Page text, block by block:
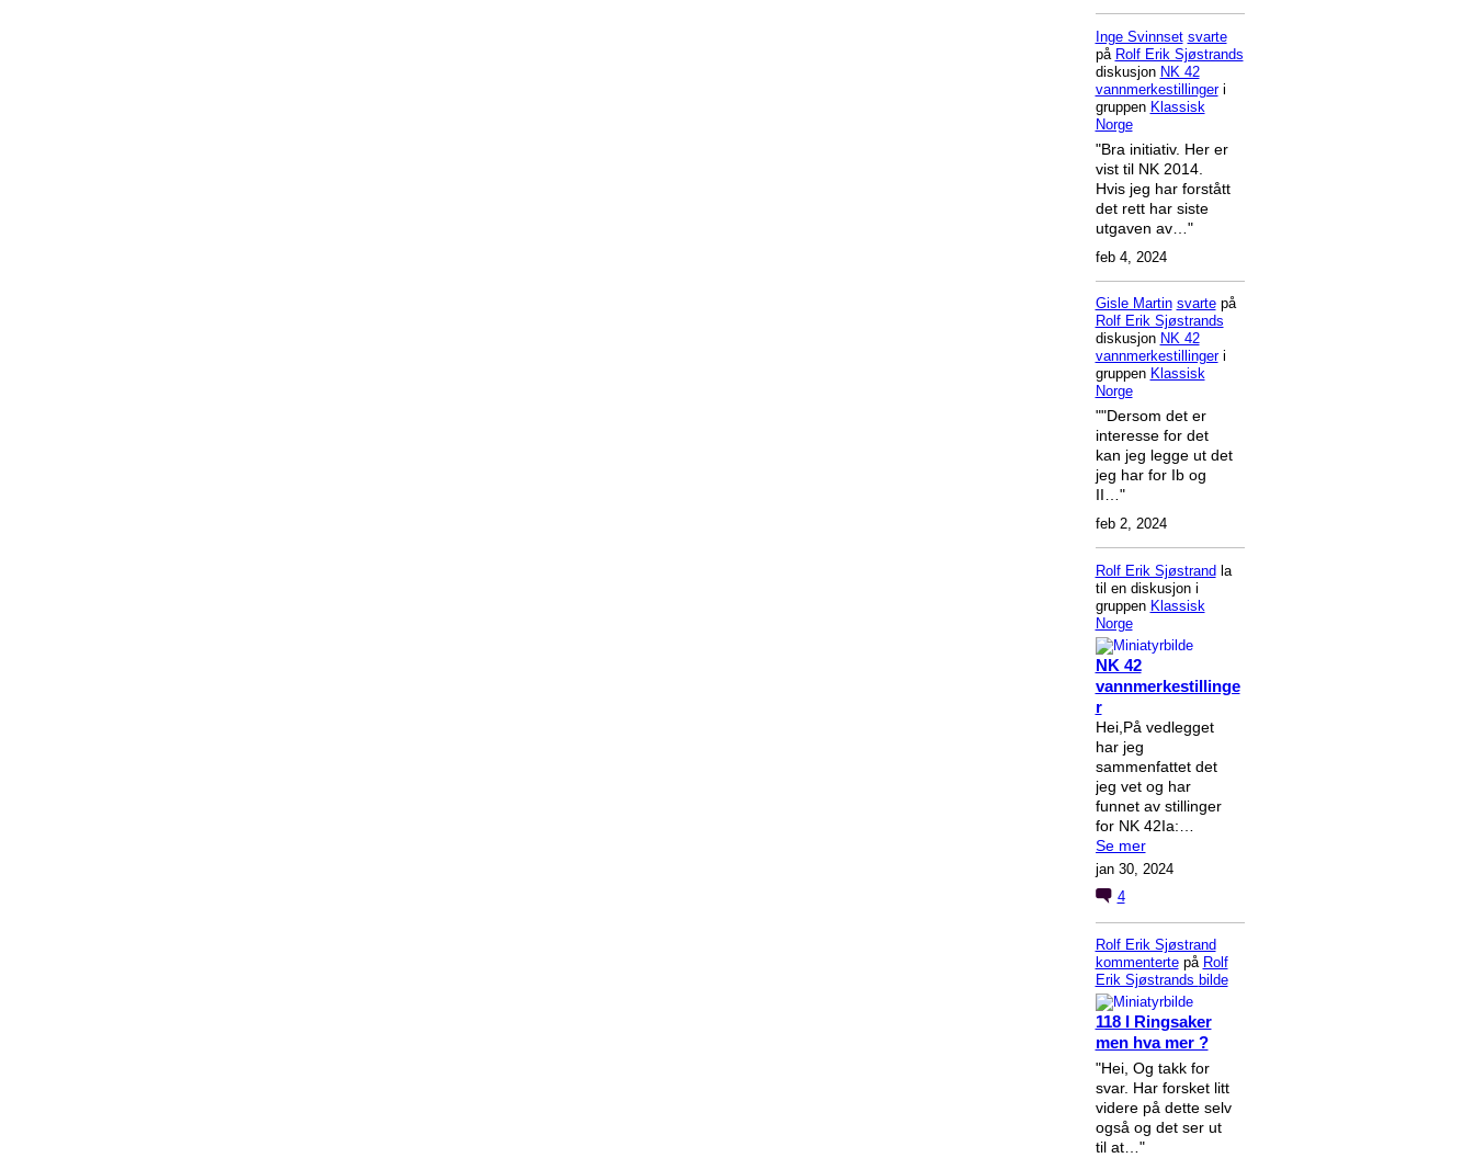
Inge Svinnset svarte
på Rolf Erik Sjøstrands
diskusjon NK 42
vannmerkestillingeri
gruppen Klassisk
Norge
"Bra initiativ. Her er
vist til NK 2014.
Hvis jeg har forstått
det rett har siste
utgaven av…"
feb 4, 2024
Gisle Martin svartepå
Rolf Erik Sjøstrands
diskusjon NK 42
vannmerkestillingeri
gruppen Klassisk
Norge
""Dersom det er
interesse for det
kan jeg legge ut det
jeg har for Ib og
II…"
feb 2, 2024
Rolf Erik Sjøstrand la
til en diskusjon i
gruppen Klassisk
Norge
NK 42
vannmerkestillinge
r
Hei,På vedlegget
har jeg
sammenfattet det
jeg vet og har
funnet av stillinger
for NK 42Ia:…
Se mer
jan 30, 2024
4
Rolf Erik Sjøstrand
kommentertepå Rolf
Erik Sjøstrands bilde
118 I Ringsaker
men hva mer ?
"Hei, Og takk for
svar. Har forsket litt
videre på dette selv
også og det ser ut
til at…"